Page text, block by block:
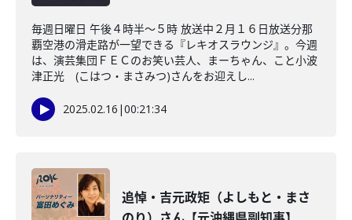
毎週日曜日 午後４時半～５時 放送中２月１６日放送分那
覇空港の滑走路が一望できる『レキオスラウンジ』。今週
は、演芸集団ＦＥＣのお笑い芸人、まーちゃん、こと小波
津正光 (こはつ・まさみつ)さんをお迎えし...
2025.02.16 |00:21:34
追悼・吉元政矩（よしもと・まさ